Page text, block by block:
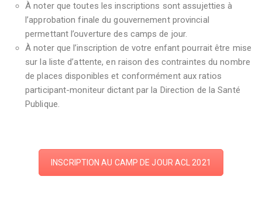
À noter que toutes les inscriptions sont assujetties à
l’approbation finale du gouvernement provincial
permettant l’ouverture des camps de jour.
À noter que l’inscription de votre enfant pourrait être mise
sur la liste d’attente, en raison des contraintes du nombre
de places disponibles et conformément aux ratios
participant-moniteur dictant par la Direction de la Santé
Publique.
INSCRIPTION AU CAMP DE JOUR ACL 2021